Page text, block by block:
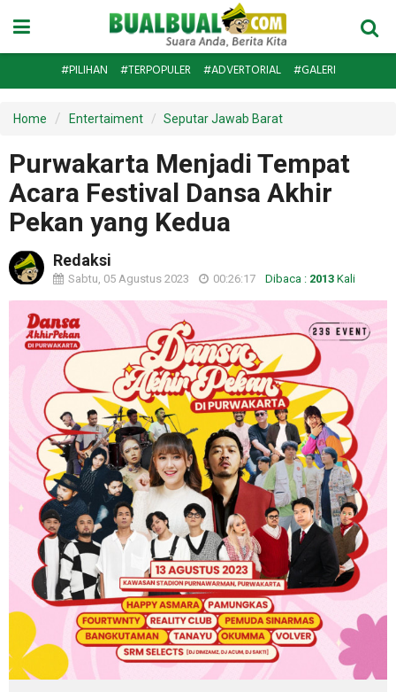
#PILIHAN #TERPOPULER #ADVERTORIAL #GALERI
Home Entertaiment Seputar Jawab Barat
Purwakarta Menjadi Tempat
Acara Festival Dansa Akhir
Pekan yang Kedua
Redaksi
Sabtu, 05 Agustus 2023 00:26:17 Dibaca : 2013 Kali